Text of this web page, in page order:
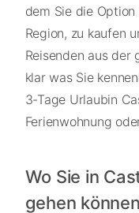
dem Sie die
Region, zu kaufen
Reisenden aus der
klar was Sie
3-Tage Urlaubin
Ferienwohnung
Wo Sie in
gehen können